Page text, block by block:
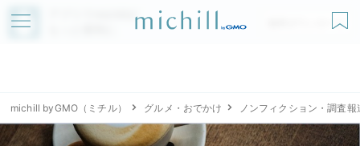
アプリでmichillが
無料ダウンロード
michill byGMO（ミチル） グルメ・おでかけ ノンフィクション・調査